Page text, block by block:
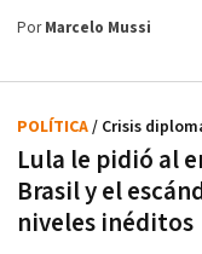
PorMarcelo Mussi
Lula le pidió al
Brasil y el
niveles inéditos
POLÍTICA/ Crisis